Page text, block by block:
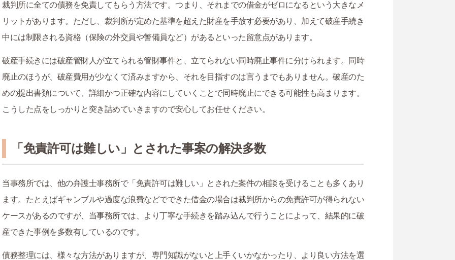
裁判所に全ての債務を免責してもらう方法です。つまり、それまでの借金がゼロになるという大きなメ
リットがあります。ただし、裁判所が定めた基準を超えた財産を手放す必要があり、加えて破産手続き
中には制限される資格（保険の外交員や警備員など）があるといった留意点があります。
破産手続きには破産管財人が立てられる管財事件と、立てられない同時廃止事件に分けられます。同時
廃止のほうが、破産費用が少なくて済みますから、それを目指すのは言うまでもありません。破産のた
めの提出書類について、詳細かつ正確な内容にしていくことで同時廃止にできる可能性も高まります。
こうした点をしっかりと突き詰めていきますので安心してお任せください。
「免責許可は難しい」とされた事案の解決多数
当事務所では、他の弁護士事務所で「免責許可は難しい」とされた案件の相談を受けることも多くあり
ます。たとえばギャンブルや過度な浪費などでできた借金の場合は裁判所からの免責許可が得られない
ケースがあるのですが、当事務所では、より丁寧な手続きを踏み込んで行うことによって、結果的に破
産できた事例を多数有しているのです。
債務整理には、様々な方法がありますが、専門知識がないと上手くいかなかったり、より良い方法を選